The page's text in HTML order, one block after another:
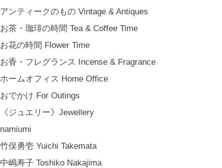
アンティークのもの Vintage & Antiques
お茶・珈琲の時間 Tea & Coffee Time
お花の時間 Flower Time
お香・フレグランス Incense & Fragrance
ホームオフィス Home Office
おでかけ For Outings
《ジュエリー》Jewellery
namiumi
竹俣勇壱 Yuichi Takemata
中嶋寿子 Toshiko Nakajima